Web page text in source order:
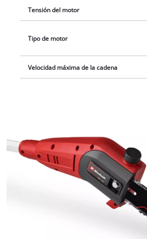
Tensión del motor
Tipo de motor
Velocidad máxima de la cadena